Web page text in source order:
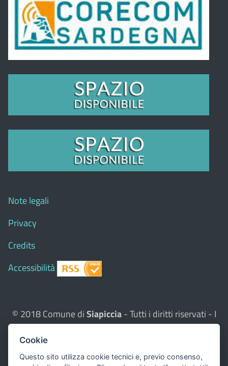
Note legali
Privacy
Credits
Accessibilità
© 2018 Comune diSiapiccia- Tutti i diritti riservati - I
contenuti del sito, testi e immagini sono di proprietà
del Comune - CMS:
Questo sito utilizza, nella versione per UTENTI CON
Cookie
Questo sito utilizza cookie tecnici e, previo consenso,